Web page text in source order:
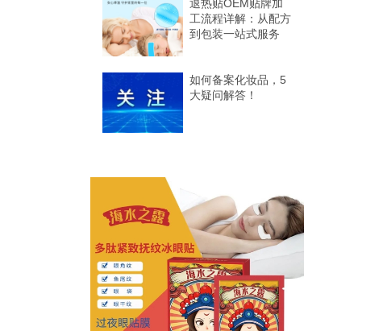
退热贴OEM贴牌加
工流程详解：从配方
到包装一站式服务
如何备案化妆品，5
大疑问解答！